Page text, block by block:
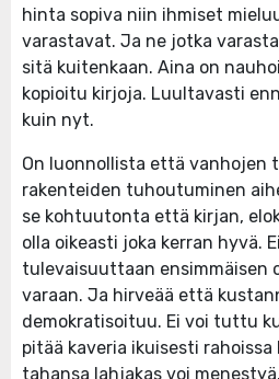
hinta sopiva niin ihmiset
varastavat. Ja ne jotka
sitä kuitenkaan. Aina on
kopioitu kirjoja. Luultavasti
kuin nyt.
On luonnollista että vanhojen
rakenteiden tuhoutuminen
se kohtuutonta että kirjan,
olla oikeasti joka kerran hyvä.
tulevaisuuttaan ensimmäisen
varaan. Ja hirveää että
demokratisoituu. Ei voi tuttu
pitää kaveria ikuisesti rahoissa
tahansa lahjakas voi menestyä.